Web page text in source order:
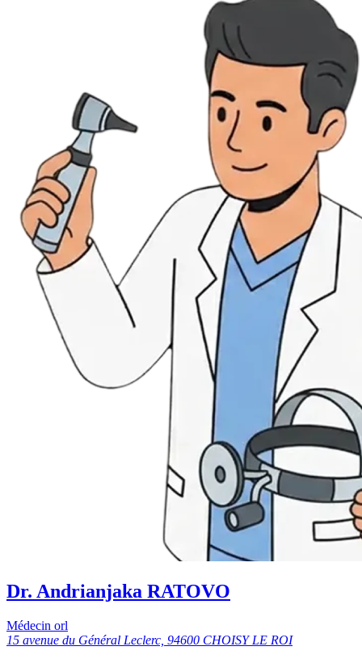
Dr. Andrianjaka RATOVO
Médecin orl
15 avenue du Général Leclerc, 94600 CHOISY LE ROI